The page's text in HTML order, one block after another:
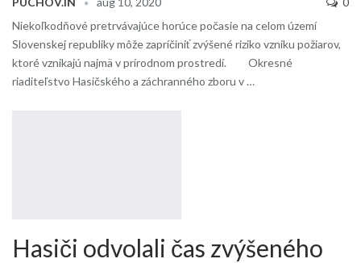
Niekoľkodňové pretrvávajúce horúce počasie na celom území
Slovenskej republiky môže zapríčiniť zvýšené riziko vzniku požiarov,
ktoré vznikajú najmä v prírodnom prostredí. Okresné
riaditeľstvo Hasičského a záchranného zboru v …
Hasiči odvolali čas zvýšeného